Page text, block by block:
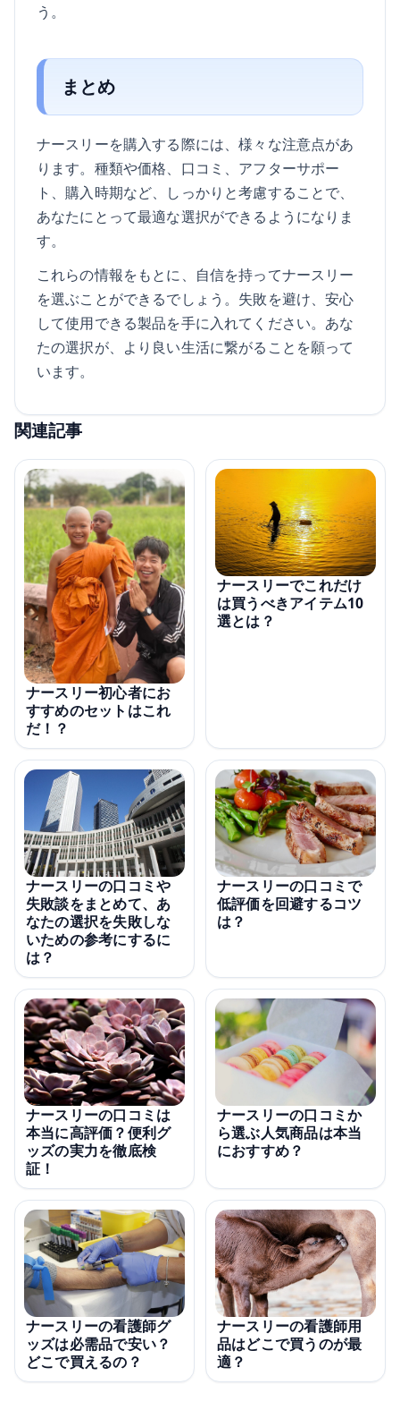
う。
まとめ
ナースリーを購入する際には、様々な注意点があ
ります。種類や価格、口コミ、アフターサポー
ト、購入時期など、しっかりと考慮することで、
あなたにとって最適な選択ができるようになりま
す。
これらの情報をもとに、自信を持ってナースリー
を選ぶことができるでしょう。失敗を避け、安心
して使用できる製品を手に入れてください。あな
たの選択が、より良い生活に繋がることを願って
います。
関連記事
ナースリー初心者にお
すすめのセットはこれ
だ！？
ナースリーでこれだけ
は買うべきアイテム10
選とは？
ナースリーの口コミや
失敗談をまとめて、あ
なたの選択を失敗しな
いための参考にするに
は？
ナースリーの口コミで
低評価を回避するコツ
は？
ナースリーの口コミは
本当に高評価？便利グ
ッズの実力を徹底検
証！
ナースリーの口コミか
ら選ぶ人気商品は本当
におすすめ？
ナースリーの看護師グ
ッズは必需品で安い？
どこで買えるの？
ナースリーの看護師用
品はどこで買うのが最
適？